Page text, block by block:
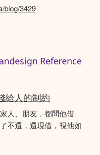
blog/3429
Reference
給人的制約
人、朋友，都問他借
不還，還現借，視他如